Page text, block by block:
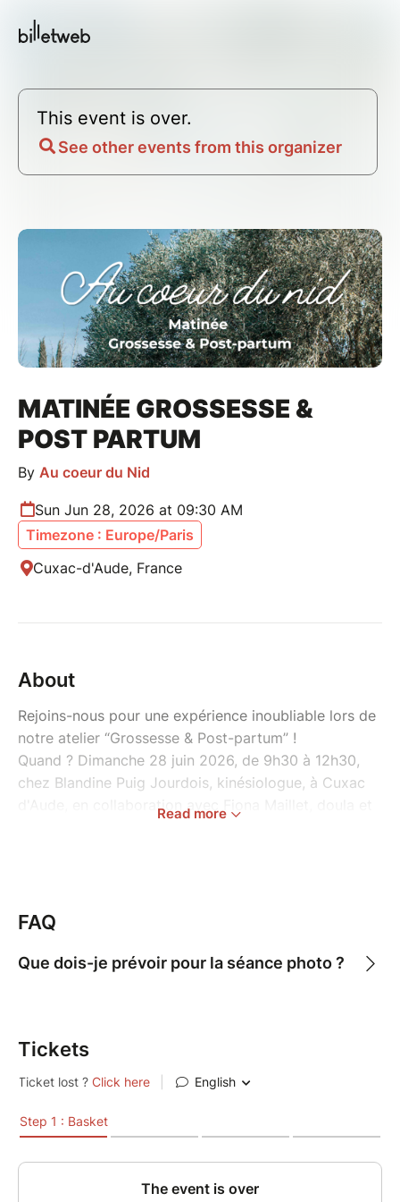
This event is over.
See other events from this organizer
MATINÉE GROSSESSE &
POST PARTUM
By Au coeur du Nid
Sun Jun 28, 2026 at 09:30 AM
Timezone : Europe/Paris
Cuxac-d'Aude, France
About
Rejoins-nous pour une expérience inoubliable lors de
notre atelier “Grossesse & Post-partum” !
Quand ? Dimanche 28 juin 2026, de 9h30 à 12h30,
chez Blandine Puig Jourdois, kinésiologue, à Cuxac
d'Aude, en collaboration avec Fiona Maillet, doula et
vie et à tes émotions liées à la maternité.
délicieuses douceurs.
traverse cette maternité.
Au programme :
Accueil chaleureux et cercle de discussion
animé par Fiona pour partager tes
expériences et émotions liées à la maternité.
Séance de relaxation guidée pour te
reconnecter à ton corps et à tes sensations.
Read more
FAQ
Que dois-je prévoir pour la séance photo ?
Tickets